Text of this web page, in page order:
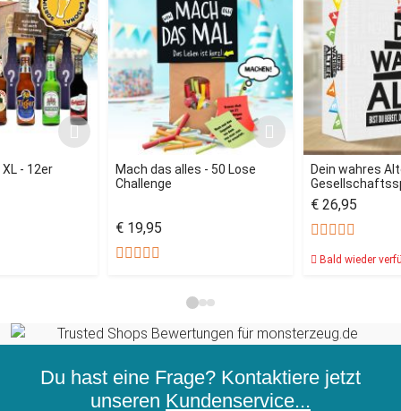
- 12er
Mach das alles - 50 Lose
Challenge
€ 19,95
Dein wahres
€ 26,95
Bald wieder
Du hast eine Frage? Kontaktiere jetzt
unseren Kundenservice...